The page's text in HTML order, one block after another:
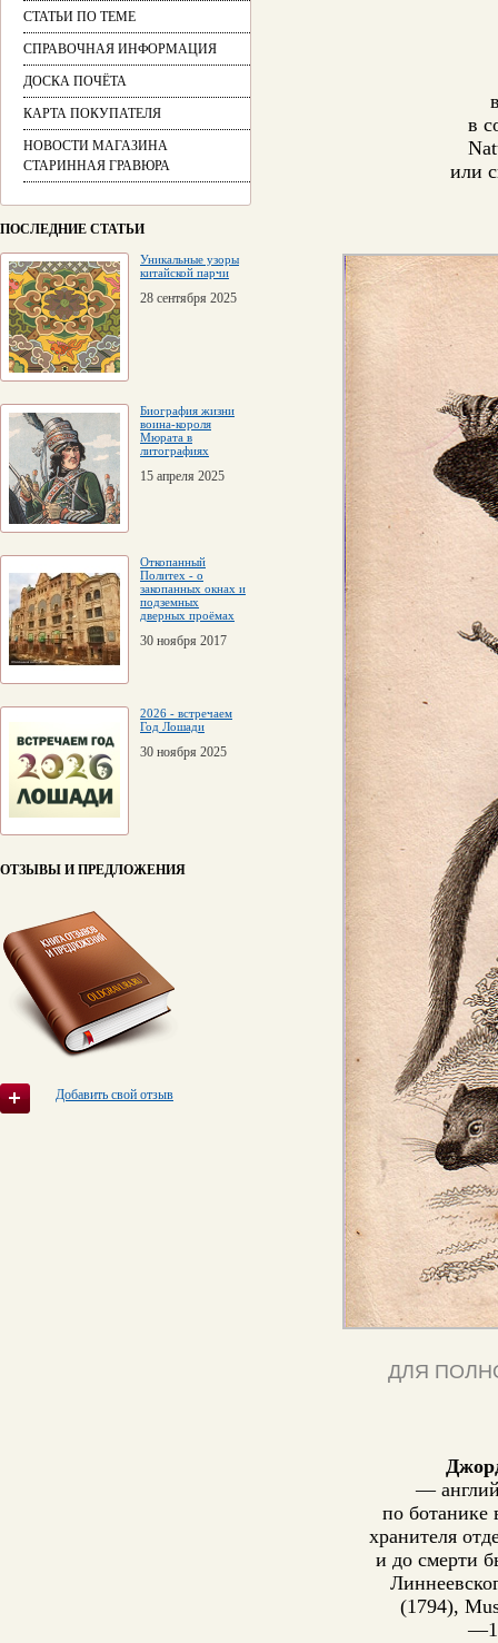
СТАТЬИ ПО ТЕМЕ
СПРАВОЧНАЯ ИНФОРМАЦИЯ
ДОСКА ПОЧЁТА
КАРТА ПОКУПАТЕЛЯ
НОВОСТИ МАГАЗИНА
СТАРИННАЯ ГРАВЮРА
ПОСЛЕДНИЕ СТАТЬИ
Уникальные узоры
китайской парчи
28 сентября 2025
Биография жизни
воина-короля
Мюрата в
литографиях
15 апреля 2025
Откопанный
Политех - о
закопанных окнах и
подземных
дверных проёмах
30 ноября 2017
2026 - встречаем
Год Лошади
30 ноября 2025
ОТЗЫВЫ И ПРЕДЛОЖЕНИЯ
Добавить свой отзыв
в
или
ДЛЯ
—
по ботанике
хранителя
и до смерти
(1794),